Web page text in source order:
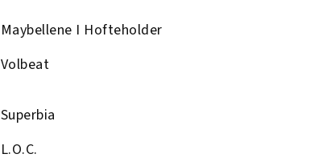
Maybellene I Hofteholder
Volbeat
Superbia
L.O.C.